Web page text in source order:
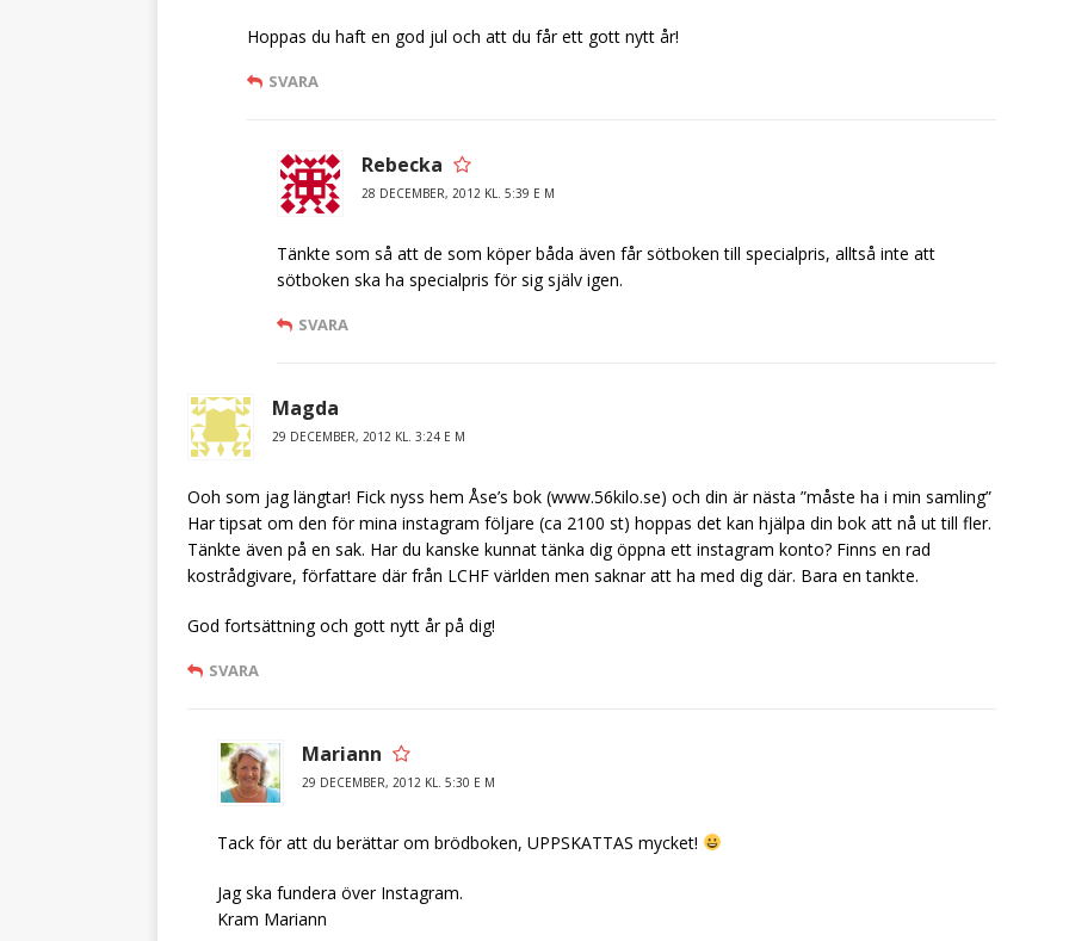
Hoppas du haft en god jul och att du får ett gott nytt år!
SVARA
Rebecka
28 DECEMBER, 2012 KL. 5:39 E M
Tänkte som så att de som köper båda även får sötboken till specialpris, alltså inte att
sötboken ska ha specialpris för sig själv igen.
SVARA
Magda
29 DECEMBER, 2012 KL. 3:24 E M
Ooh som jag längtar! Fick nyss hem Åse’s bok (www.56kilo.se) och din är nästa ”måste ha i min samling”
Har tipsat om den för mina instagram följare (ca 2100 st) hoppas det kan hjälpa din bok att nå ut till fler.
Tänkte även på en sak. Har du kanske kunnat tänka dig öppna ett instagram konto? Finns en rad
kostrådgivare, författare där från LCHF världen men saknar att ha med dig där. Bara en tankte.
God fortsättning och gott nytt år på dig!
SVARA
Mariann
29 DECEMBER, 2012 KL. 5:30 E M
Tack för att du berättar om brödboken, UPPSKATTAS mycket!
Jag ska fundera över Instagram.
Kram Mariann